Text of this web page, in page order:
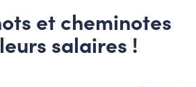
et cheminotes
salaires !